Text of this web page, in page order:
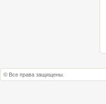
© Все права защищены.